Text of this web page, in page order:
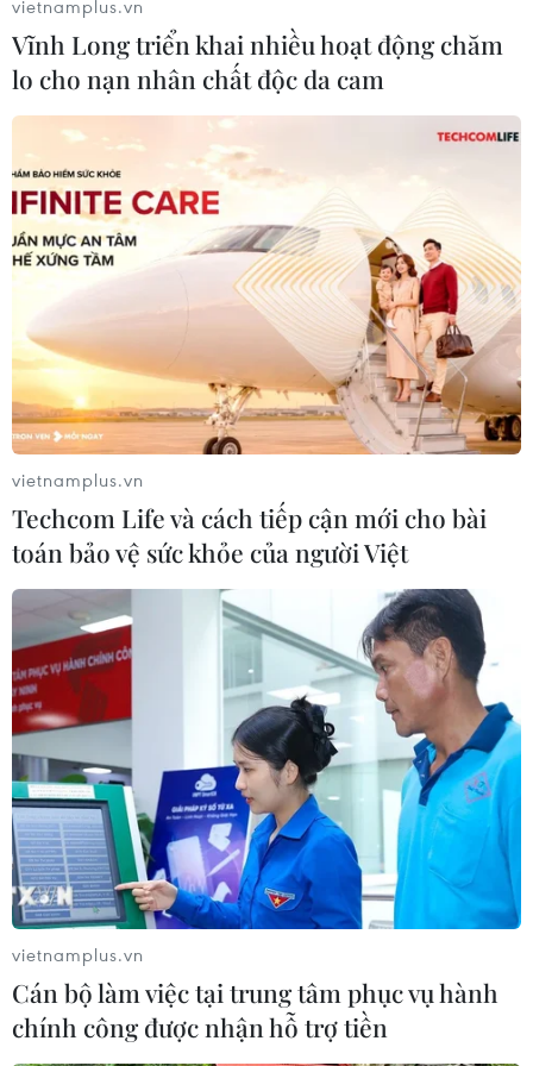
xét lại hoặc loại bỏ chúng.
Khi được hỏi về chỉ thị kể trên, người phát ngôn
Điện Kremlin Dmitry Peskov cho hay ông chưa
đọc nó. Tuy nhiên ông Peskov lưu ý rằng dù chỉ
thị nghe có vẻ quá đáng nhưng lại cần thiết vì
nó giúp Nga chống lại hoạt động tình báo nước
ngoài./.
(TTXVN/Vietnam+)
#Điện Kremlin #Bí mật công nghiệp
#Tình báo
#Bộ Giáo dục Nga
Theo dõi VietnamPlus
vietnamplus.vn
Vĩnh Long triển khai nhiều hoạt động chăm
lo cho nạn nhân chất độc da cam
vietnamplus.vn
Techcom Life và cách tiếp cận mới cho bài
toán bảo vệ sức khỏe của người Việt
vietnamplus.vn
Cán bộ làm việc tại trung tâm phục vụ hành
chính công được nhận hỗ trợ tiền